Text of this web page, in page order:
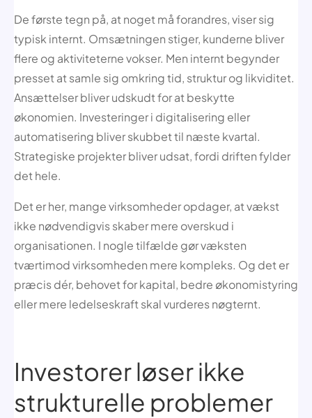
De første tegn på, at noget må forandres, viser sig
typisk internt. Omsætningen stiger, kunderne bliver
flere og aktiviteterne vokser. Men internt begynder
presset at samle sig omkring tid, struktur og likviditet.
Ansættelser bliver udskudt for at beskytte
økonomien. Investeringer i digitalisering eller
automatisering bliver skubbet til næste kvartal.
Strategiske projekter bliver udsat, fordi driften fylder
det hele.
Det er her, mange virksomheder opdager, at vækst
ikke nødvendigvis skaber mere overskud i
organisationen. I nogle tilfælde gør væksten
tværtimod virksomheden mere kompleks. Og det er
præcis dér, behovet for kapital, bedre økonomistyring
eller mere ledelseskraft skal vurderes nøgternt.
Investorer løser ikke
strukturelle problemer